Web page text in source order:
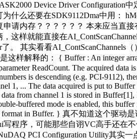
Device Driver Configuration
什么还要在SDK9112Dma中用：
申请内存？？？？？？ 本来应当直
这样就能直接在
。 其实看看
这样解释的： { Buffer : An integer
ReadCount. The acquired data
is descending (e.g. PCI-9112),
1, ... The data acquired is put to
from channel 1 is stored in
buffered mode is enabled, this
format in Buffer. } 真不知道这个驱
写程序，可能那些自诩VC高手还在
PCI Configuration Utility其实